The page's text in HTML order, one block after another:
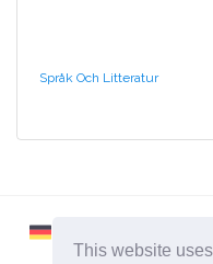
This website
Språk Och Litteratur